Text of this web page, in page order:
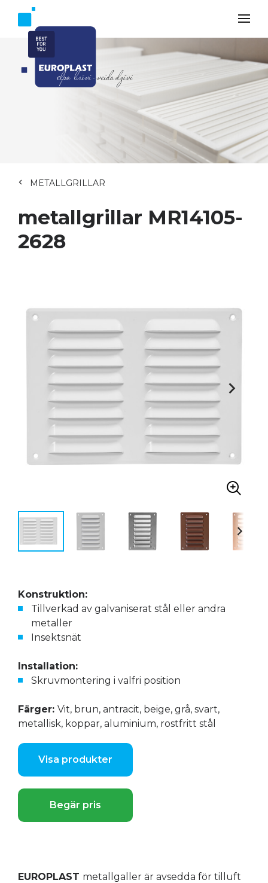
METALLGRILLAR
metallgrillar MR14105-
2628
Konstruktion:
Tillverkad av galvaniserat stål eller andra
metaller
Insektsnät
Installation:
Skruvmontering i valfri position
Färger: Vit, brun, antracit, beige, grå, svart,
metallisk, koppar, aluminium, rostfritt stål
Visa produkter
Begär pris
EUROPLAST metallgaller är avsedda för tilluft